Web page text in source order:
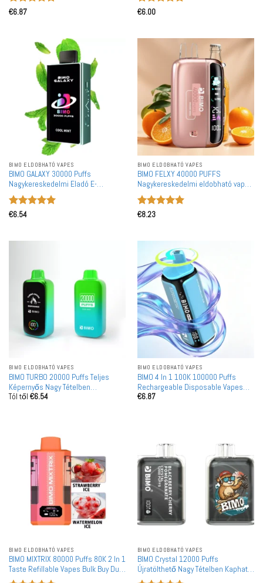
Értékelés:
€6.87 Értékelés:
€6.00
BIMO ELDOBHATÓ VAPES
BIMO GALAXY 30000 Puffs
Nagykereskedelmi Eladó E-
Cigaretta Nagy Tételben Vásárlás
Értékelés:
€6.54
BIMO ELDOBHATÓ VAPES
BIMO FELXY 40000 PUFFS
Nagykereskedelmi eldobható vape
beszállító nagy mennyiségű
vásárlás
Értékelés:
€8.23
BIMO ELDOBHATÓ VAPES
BIMO TURBO 20000 Puffs Teljes
Képernyős Nagy Tételben
Vásárolható Újratölthető Eldobható
Tól től €6.54
BIMO ELDOBHATÓ VAPES
BIMO 4 In 1 100K 100000 Puffs
Rechargeable Disposable Vapes
Four Taste Wholesale Bulk Buy
€6.87
BIMO ELDOBHATÓ VAPES
BIMO MIXTRIX 80000 Puffs 80K 2 In 1
Taste Refillable Vapes Bulk Buy Dual
Mesh PER POD Wholesale European
BIMO ELDOBHATÓ VAPES
BIMO Crystal 12000 Puffs
Újratölthető Nagy Tételben Kapható
Eldobható Vape Nagykereskedelem